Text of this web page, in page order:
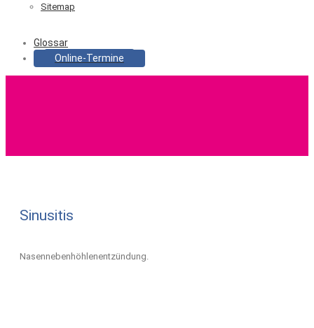
Sitemap
Glossar
Online-Termine
Sinusitis
Nasennebenhöhlenentzündung.